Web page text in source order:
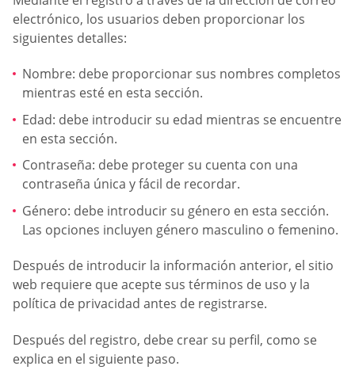
electrónico, los usuarios deben proporcionar los
siguientes detalles:
Nombre: debe proporcionar sus nombres completos
mientras esté en esta sección.
Edad: debe introducir su edad mientras se encuentre
en esta sección.
Contraseña: debe proteger su cuenta con una
contraseña única y fácil de recordar.
Género: debe introducir su género en esta sección.
Las opciones incluyen género masculino o femenino.
Después de introducir la información anterior, el sitio
web requiere que acepte sus términos de uso y la
política de privacidad antes de registrarse.
Después del registro, debe crear su perfil, como se
explica en el siguiente paso.